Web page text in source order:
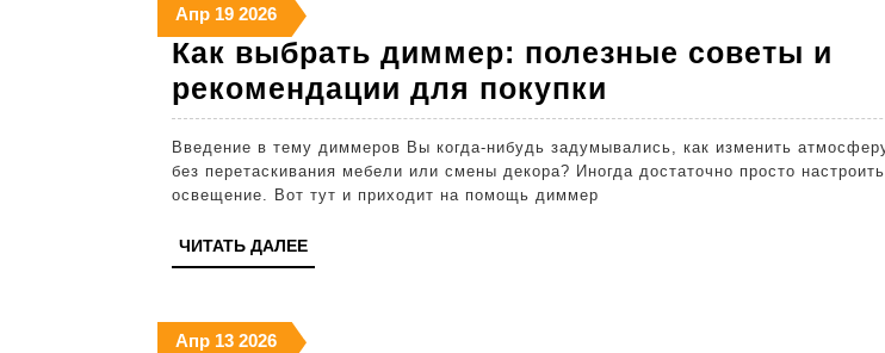
Апр19
апреля
2026
1919
апреля
2026
202619
апреля
2026
Как выбрать диммер: полезные советы и
рекомендации для покупки
выбрать
диммер:
Введение в тему диммеров Вы когда-нибудь задумывались, как изменить атмосферу в комнате
без перетаскивания мебели или смены декора? Иногда достаточно просто настроить
освещение. Вот тут и приходит на помощь диммер
ЧИТАТЬ ДАЛЕЕЧИТАТЬ
ДАЛЕЕ
Апр13
1313
202613